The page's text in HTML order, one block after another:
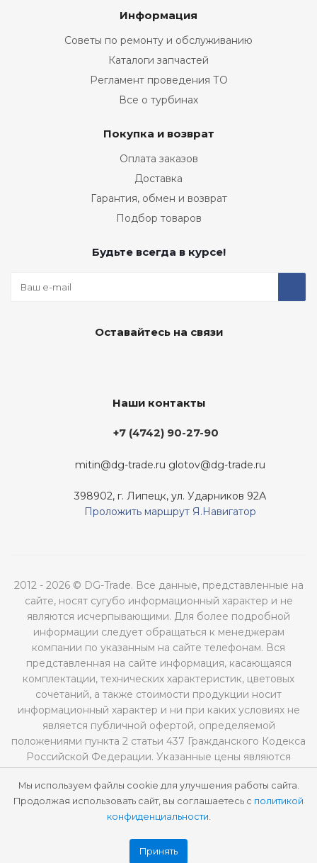
Мы используем файлы cookie для улучшения работы сайта.
Продолжая использовать сайт, вы соглашаетесь с политикой
конфиденциальности.
Принять
Информация
Советы по ремонту и обслуживанию
Каталоги запчастей
Регламент проведения ТО
Все о турбинах
Покупка и возврат
Оплата заказов
Доставка
Гарантия, обмен и возврат
Подбор товаров
Будьте всегда в курсе!
Оставайтесь на связи
Наши контакты
+7 (4742) 90-27-90
mitin@dg-trade.ru glotov@dg-trade.ru
398902, г. Липецк, ул. Ударников 92А
Проложить маршрут Я.Навигатор
2012 - 2026 © DG-Trade. Все данные, представленные на
сайте, носят сугубо информационный характер и не
являются исчерпывающими. Для более подробной
информации следует обращаться к менеджерам
компании по указанным на сайте телефонам. Вся
представленная на сайте информация, касающаяся
комплектации, технических характеристик, цветовых
сочетаний, а также стоимости продукции носит
информационный характер и ни при каких условиях не
является публичной офертой, определяемой
положениями пункта 2 статьи 437 Гражданского Кодекса
Российской Федерации. Указанные цены являются
действительных цен.